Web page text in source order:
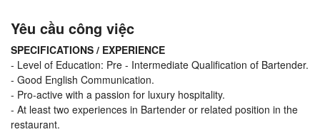
Yêu cầu công việc
SPECIFICATIONS / EXPERIENCE
- Level of Education: Pre - Intermediate Qualification of Bartender.
- Good English Communication.
- Pro-active with a passion for luxury hospitality.
- At least two experiences in Bartender or related position in the
restaurant.